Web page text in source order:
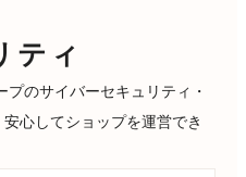
ティ
プのサイバーセキュリティ・
心してショップを運営でき